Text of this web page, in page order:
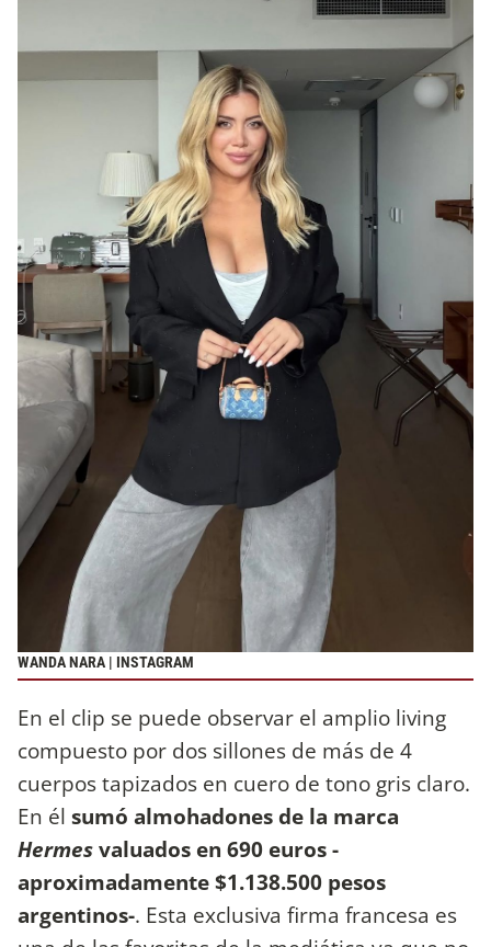
WANDA NARA | INSTAGRAM
En el clip se puede observar el amplio living
compuesto por dos sillones de más de 4
cuerpos tapizados en cuero de tono gris claro.
En él sumó almohadones de la marca
Hermesvaluados en 690 euros -
aproximadamente $1.138.500 pesos
argentinos-. Esta exclusiva firma francesa es